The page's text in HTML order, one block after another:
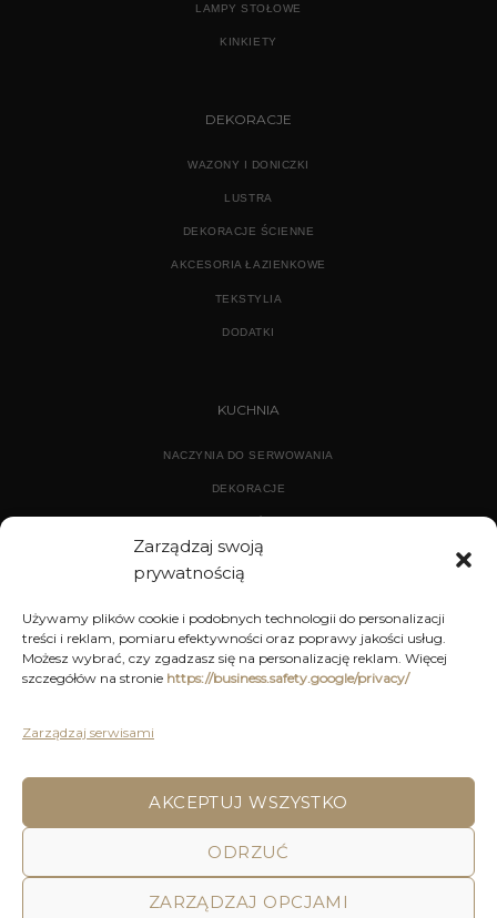
Zarządzaj swoją
prywatnością
Używamy plików cookie i podobnych technologii do personalizacji
treści i reklam, pomiaru efektywności oraz poprawy jakości usług.
Możesz wybrać, czy zgadzasz się na personalizację reklam. Więcej
szczegółów na stronie https://business.safety.google/privacy/
Zarządzaj serwisami
AKCEPTUJ WSZYSTKO
ODRZUĆ
ZARZĄDZAJ OPCJAMI
LAMPY STOŁOWE
KINKIETY
DEKORACJE
WAZONY I DONICZKI
LUSTRA
DEKORACJE ŚCIENNE
AKCESORIA ŁAZIENKOWE
TEKSTYLIA
DODATKI
KUCHNIA
NACZYNIA DO SERWOWANIA
DEKORACJE
DEKORACJE
KUCHNIA
POLITYKA PRYWATNOŚCI
REGULAMIN SKLEPU ON-LINE
DECOR AND YOU
Decor & You | Home Decorations | Home Accessories |